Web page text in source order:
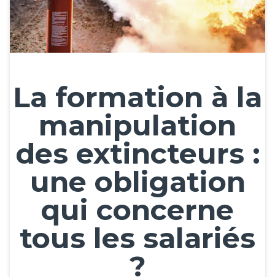
La formation à la
manipulation
des extincteurs :
une obligation
qui concerne
tous les salariés
?